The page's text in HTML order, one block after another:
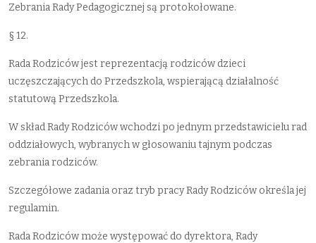
Zebrania Rady Pedagogicznej są protokołowane.
§ 12.
Rada Rodziców jest reprezentacją rodziców dzieci
uczęszczających do Przedszkola, wspierającą działalność
statutową Przedszkola.
W skład Rady Rodziców wchodzi po jednym przedstawicielu rad
oddziałowych, wybranych w głosowaniu tajnym podczas
zebrania rodziców.
Szczegółowe zadania oraz tryb pracy Rady Rodziców określa jej
regulamin.
Rada Rodziców może występować do dyrektora, Rady